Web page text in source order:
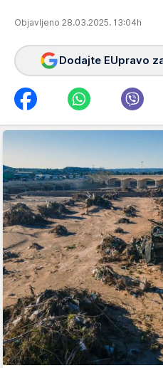
Objavljeno 28.03.2025. 13:04h
Dodajte EUpravo